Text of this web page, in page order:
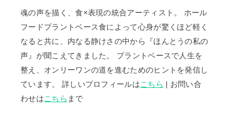
魂の声を描く、食×表現の統合アーティスト。 ホール
フードプラントベース食によって心身が驚くほど軽く
なると共に、内なる静けさの中から『ほんとうの私の
声』が聞こえてきました。 プラントベースで人生を
整え、オンリーワンの道を進むためのヒントを発信し
ています。 詳しいプロフィールはこちら
| お問い合
わせはこちら まで